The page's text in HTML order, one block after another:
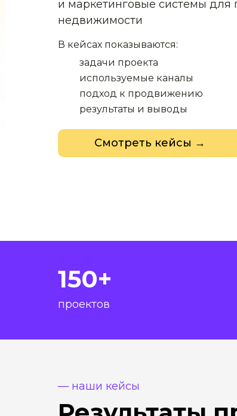
и маркетинговые системы для
недвижимости
В кейсах показываются:
задачи проекта
используемые каналы
подход к продвижению
результаты и выводы
Смотреть кейсы →
150+
проектов
— наши кейсы